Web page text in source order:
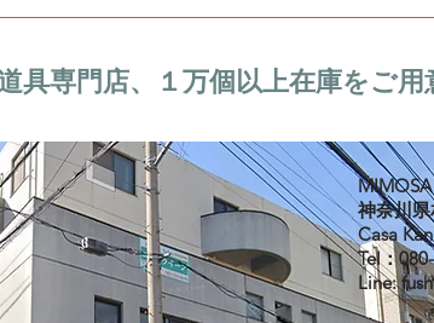
具専門店、１万個以上在庫をご用
神奈川
Casa
Tel：
Line: